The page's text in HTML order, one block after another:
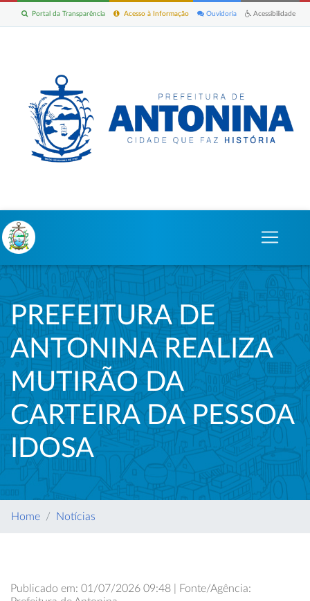
Acessibilidade
Ouvidoria
Acesso à Informação
Portal da Transparência
PREFEITURA DE
ANTONINA REALIZA
MUTIRÃO DA
CARTEIRA DA PESSOA
IDOSA
Home Notícias
Publicado em: 01/07/2026 09:48 | Fonte/Agência: